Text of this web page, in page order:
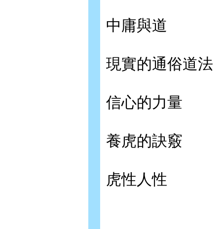
中庸與道
現實的通俗道法
信心的力量
養虎的訣竅
虎性人性